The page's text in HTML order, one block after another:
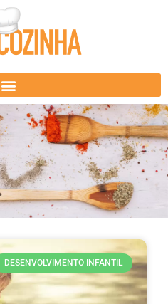
DESENVOLVIMENTO INFANTIL